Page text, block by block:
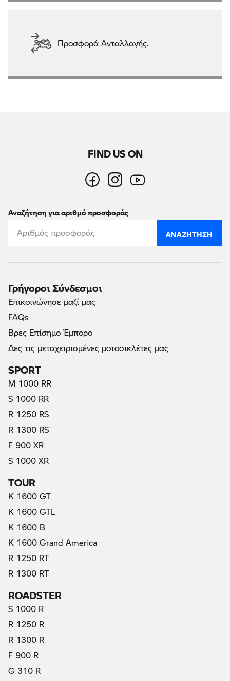
Προσφορά Ανταλλαγής.
FIND US ON
Αναζήτηση για αριθμό προσφοράς
ΑΝΑΖΉΤΗΣΗ
Γρήγοροι Σύνδεσμοι
Επικοινώνησε μαζί μας
FAQs
Βρες Επίσημο Έμπορο
Δες τις μεταχειρισμένες μοτοσικλέτες μας
SPORT
M 1000 RR
S 1000 RR
R 1250 RS
R 1300 RS
F 900 XR
S 1000 XR
TOUR
K 1600 GT
K 1600 GTL
K 1600 B
K 1600 Grand America
R 1250 RT
R 1300 RT
ROADSTER
S 1000 R
R 1250 R
R 1300 R
F 900 R
G 310 R